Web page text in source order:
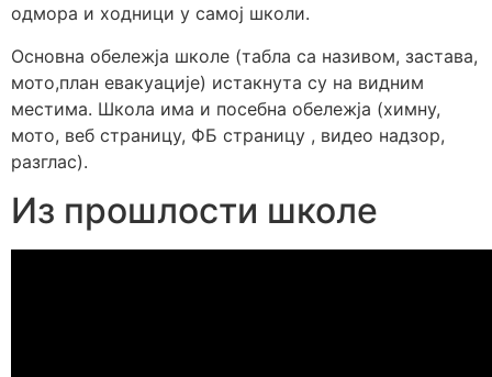
одмора и ходници у самој школи.
Основна обележја школе (табла са називом, застава,
мото,план евакуације) истакнута су на видним
местима. Школа има и посебна обележја (химну,
мото, веб страницу, ФБ страницу , видео надзор,
разглас).
Из прошлости школе